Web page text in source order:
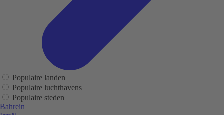
Populaire landen
Populaire luchthavens
Populaire steden
Bahrein